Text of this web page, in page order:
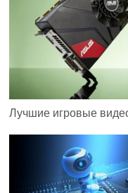
Лучшие игровые